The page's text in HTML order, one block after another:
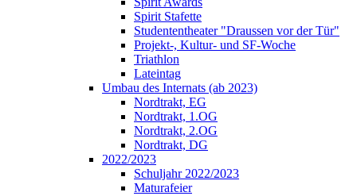
Spirit Stafette
Studententheater "Draussen vor der Tür"
Projekt-, Kultur- und SF-Woche
Triathlon
Lateintag
Umbau des Internats (ab 2023)
Nordtrakt, EG
Nordtrakt, 1.OG
Nordtrakt, 2.OG
Nordtrakt, DG
2022/2023
Schuljahr 2022/2023
Maturafeier